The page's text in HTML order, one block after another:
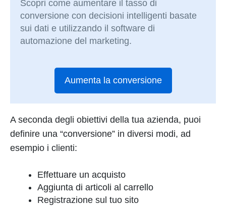
Scopri come aumentare il tasso di
conversione con decisioni intelligenti basate
sui dati e utilizzando il software di
automazione del marketing.
Aumenta la conversione
A seconda degli obiettivi della tua azienda, puoi
definire una “conversione” in diversi modi, ad
esempio i clienti:
Effettuare un acquisto
Aggiunta di articoli al carrello
Registrazione sul tuo sito